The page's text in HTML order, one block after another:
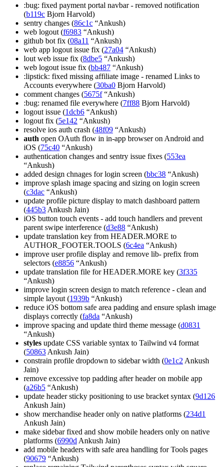
:bug: fixed payment portal navbar - removed notification
(b119c Bjorn Harvold)
sentry changes (86c1c “Ankush)
web logout (f6983 “Ankush)
github bot fix (08a11 “Ankush)
web app logout issue fix (27a04 “Ankush)
lout web issue fix (8dbe5 “Ankush)
web logout issue fix (bb487 “Ankush)
:lipstick: fixed missing affiliate image - renamed Links to
Accounts everywhere (30ba0 Bjorn Harvold)
comment changes (5675f“Ankush)
:bug: renamed file everywhere (7ff88 Bjorn Harvold)
logout issue (1dcb6 “Ankush)
logout fix (5e142 “Ankush)
resolve ios auth crash (48f09 “Ankush)
auth open OAuth flow in in-app browser on Android and
iOS (75c40 “Ankush)
authentication changes and sentry issue fixes (553ea
“Ankush)
added design chnages for login screen (bbc38 “Ankush)
improve splash image spacing and sizing on login screen
(c3dac “Ankush)
update profile picture display to match dashboard pattern
(445b3 Ankush Jain)
iOS button touch events - add touch handlers and prevent
parent swipe interference (d3e88 “Ankush)
update translation key from HEADER.MORE to
AUTHOR_FOOTER.TOOLS (6c4ea “Ankush)
improve user profile display and remove lib- prefix from
selectors (e8856 “Ankush)
update translation file for HEADER.MORE key (3f335
“Ankush)
improve login screen design to match reference - clean and
simple layout (1939b “Ankush)
reduce iOS bottom safe area padding and ensure splash image
displays correctly (fa8da “Ankush)
improve spacing and update third theme message (d0831
“Ankush)
styles update CSS variable syntax to Tailwind v4 format
(50863 Ankush Jain)
constrain profile dropdown to sidebar width (0e1c2 Ankush
Jain)
remove excessive top padding after header on mobile app
(a26b5 “Ankush)
update header sticky positioning to use bracket syntax (9d126
Ankush Jain)
show merchandise header only on native platforms (234d1
Ankush Jain)
make sidebar fixed and show mobile headers only on native
platforms (6990d Ankush Jain)
add mobile headers with safe area handling for Tools pages
(90679 “Ankush)